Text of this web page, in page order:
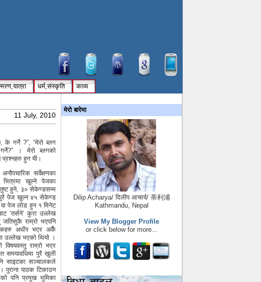
धर्म,संस्कृति काव्य
11 July, 2010
के गर्ने ?”, “मेरो ब्लग
। मेरो ब्लगको
प्रश्नहरु हुन यी।
सर्वेक्षणका
भित्रमा खुल्ने पेजका
हुने, ३० सेकेण्डसम्म
पुरै पेज खुल्न ४५ सेकेण्ड
पेज लोड हुन १ मिनेट
‘तर्सने’ कुरा उल्लेख
राम्रो भएपनि
अधीर भएर अर्कै
उल्लेख भएको थियो ।
विषयवस्तु राम्रो भएर
समयावधिमा पुरै खुली
साइटका सञ्चालकले
पुराना पाठक टिकाउन
पनि प्रमुख भूमिका
मेरो बारेमा
Dilip Acharya/ दिलीप आचार्य/ 蒂利浦
Kathmandu, Nepal
View My Blogger Profile
or click below for more...